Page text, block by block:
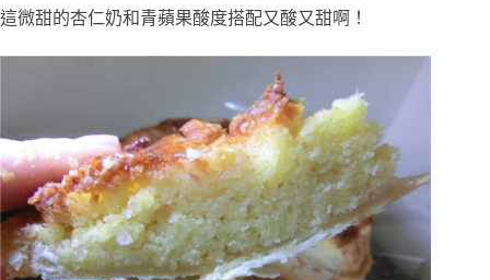
這微甜的杏仁奶和青蘋果酸度搭配又酸又甜啊！